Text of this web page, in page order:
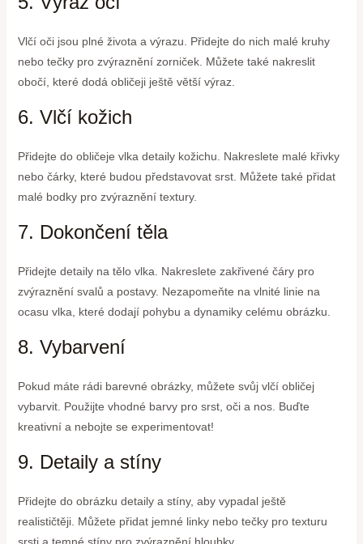
Vlčí oči jsou plné života a výrazu. Přidejte do nich malé kruhy
nebo tečky pro zvýraznění zorniček. Můžete také nakreslit
obočí, které dodá obličeji ještě větší výraz.
6. Vlčí kožich
Přidejte do obličeje vlka detaily kožichu. Nakreslete malé křivky
nebo čárky, které budou představovat srst. Můžete také přidat
malé bodky pro zvýraznění textury.
7. Dokončení těla
Přidejte detaily na tělo vlka. Nakreslete zakřivené čáry pro
zvýraznění svalů a postavy. Nezapomeňte na vlnité linie na
ocasu vlka, které dodají pohybu a dynamiky celému obrázku.
8. Vybarvení
Pokud máte rádi barevné obrázky, můžete svůj vlčí obličej
vybarvit. Použijte vhodné barvy pro srst, oči a nos. Buďte
kreativní a nebojte se experimentovat!
9. Detaily a stíny
Přidejte do obrázku detaily a stíny, aby vypadal ještě
realističtěji. Můžete přidat jemné linky nebo tečky pro texturu